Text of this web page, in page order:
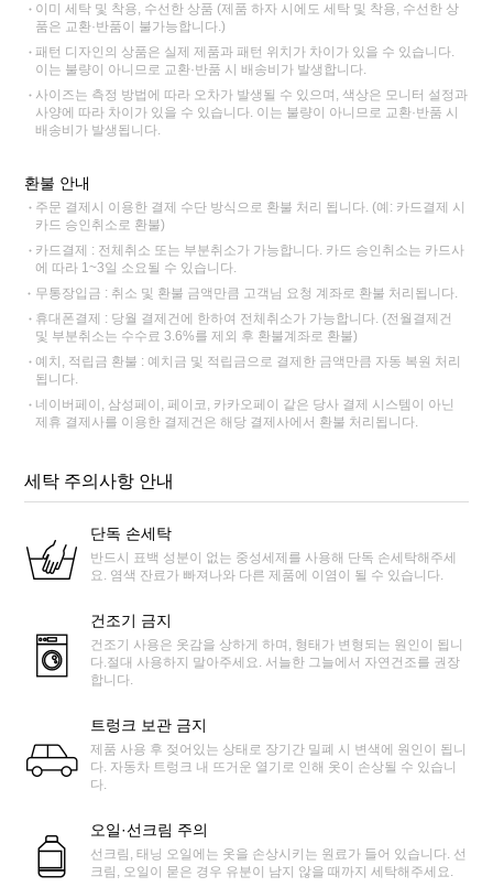
이미 세탁 및 착용, 수선한 상품 (제품 하자 시에도 세탁 및 착용, 수선한 상
품은 교환·반품이 불가능합니다.)
패턴 디자인의 상품은 실제 제품과 패턴 위치가 차이가 있을 수 있습니다.
이는 불량이 아니므로 교환·반품 시 배송비가 발생합니다.
사이즈는 측정 방법에 따라 오차가 발생될 수 있으며, 색상은 모니터 설정과
사양에 따라 차이가 있을 수 있습니다. 이는 불량이 아니므로 교환·반품 시
배송비가 발생됩니다.
환불 안내
주문 결제시 이용한 결제 수단 방식으로 환불 처리 됩니다. (예: 카드결제 시
카드 승인취소로 환불)
카드결제 : 전체취소 또는 부분취소가 가능합니다. 카드 승인취소는 카드사
에 따라 1~3일 소요될 수 있습니다.
무통장입금 : 취소 및 환불 금액만큼 고객님 요청 계좌로 환불 처리됩니다.
휴대폰결제 : 당월 결제건에 한하여 전체취소가 가능합니다. (전월결제건
및 부분취소는 수수료 3.6%를 제외 후 환불계좌로 환불)
예치, 적립금 환불 : 예치금 및 적립금으로 결제한 금액만큼 자동 복원 처리
됩니다.
네이버페이, 삼성페이, 페이코, 카카오페이 같은 당사 결제 시스템이 아닌
제휴 결제사를 이용한 결제건은 해당 결제사에서 환불 처리됩니다.
세탁 주의사항 안내
단독 손세탁
반드시 표백 성분이 없는 중성세제를 사용해 단독 손세탁해주세
요. 염색 잔료가 빠져나와 다른 제품에 이염이 될 수 있습니다.
건조기 금지
건조기 사용은 옷감을 상하게 하며, 형태가 변형되는 원인이 됩니
다.절대 사용하지 말아주세요. 서늘한 그늘에서 자연건조를 권장
합니다.
트렁크 보관 금지
제품 사용 후 젖어있는 상태로 장기간 밀폐 시 변색에 원인이 됩니
다. 자동차 트렁크 내 뜨거운 열기로 인해 옷이 손상될 수 있습니
다.
오일·선크림 주의
선크림, 태닝 오일에는 옷을 손상시키는 원료가 들어 있습니다. 선
크림, 오일이 묻은 경우 유분이 남지 않을 때까지 세탁해주세요.